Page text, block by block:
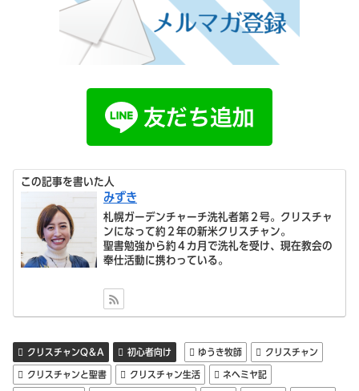
この記事を書いた人
みずき
札幌ガーデンチャーチ洗礼者第２号。クリスチャ
ンになって約２年の新米クリスチャン。
聖書勉強から約４カ月で洗礼を受け、現在教会の
奉仕活動に携わっている。
クリスチャンQ＆A 初心者向け ゆうき牧師 クリスチャン
クリスチャンと聖書 クリスチャン生活 ネヘミヤ記